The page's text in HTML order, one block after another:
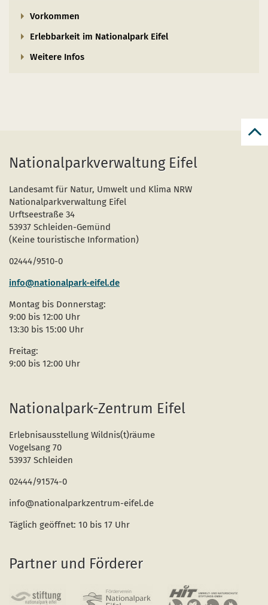
Vorkommen
Erlebbarkeit im Nationalpark Eifel
Weitere Infos
Nationalparkverwaltung Eifel
Landesamt für Natur, Umwelt und Klima NRW
Nationalparkverwaltung Eifel
Urftseestraße 34
53937 Schleiden-Gemünd
(Keine touristische Information)
02444/9510-0
info@nationalpark-eifel.de
Montag bis Donnerstag:
9:00 bis 12:00 Uhr
13:30 bis 15:00 Uhr
Freitag:
9:00 bis 12:00 Uhr
Nationalpark-Zentrum Eifel
Erlebnisausstellung Wildnis(t)räume
Vogelsang 70
53937 Schleiden
02444/91574-0
info@nationalparkzentrum-eifel.de
Täglich geöffnet: 10 bis 17 Uhr
Partner und Förderer